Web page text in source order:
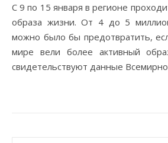
С 9 по 15 января в регионе проходит Неделя активного
образа жизни. От 4 до 5
можно было бы предотвратить,
мире вели более активный
свидетельствуют данные